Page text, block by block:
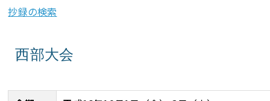
抄録の検索
西部大会